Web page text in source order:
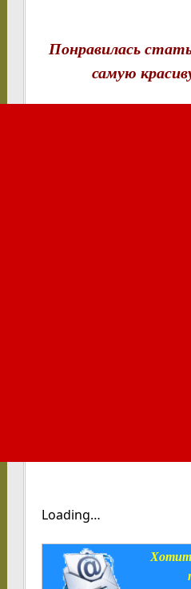
Понравилась
самую
Loading…